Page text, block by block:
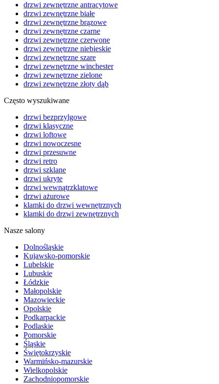
drzwi zewnętrzne antracytowe
drzwi zewnętrzne białe
drzwi zewnętrzne brązowe
drzwi zewnętrzne czarne
drzwi zewnętrzne czerwone
drzwi zewnętrzne niebieskie
drzwi zewnętrzne szare
drzwi zewnętrzne winchester
drzwi zewnętrzne zielone
drzwi zewnętrzne złoty dąb
Często wyszukiwane
drzwi bezprzylgowe
drzwi klasyczne
drzwi loftowe
drzwi nowoczesne
drzwi przesuwne
drzwi retro
drzwi szklane
drzwi ukryte
drzwi wewnątrzklatowe
drzwi ażurowe
klamki do drzwi wewnętrznych
klamki do drzwi zewnętrznych
Nasze salony
Dolnośląskie
Kujawsko-pomorskie
Lubelskie
Lubuskie
Łódzkie
Małopolskie
Mazowieckie
Opolskie
Podkarpackie
Podlaskie
Pomorskie
Śląskie
Świętokrzyskie
Warmińsko-mazurskie
Wielkopolskie
Zachodniopomorskie